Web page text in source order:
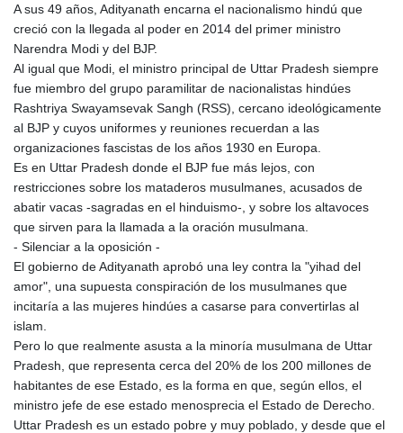
A sus 49 años, Adityanath encarna el nacionalismo hindú que
creció con la llegada al poder en 2014 del primer ministro
Narendra Modi y del BJP.
Al igual que Modi, el ministro principal de Uttar Pradesh siempre
fue miembro del grupo paramilitar de nacionalistas hindúes
Rashtriya Swayamsevak Sangh (RSS), cercano ideológicamente
al BJP y cuyos uniformes y reuniones recuerdan a las
organizaciones fascistas de los años 1930 en Europa.
Es en Uttar Pradesh donde el BJP fue más lejos, con
restricciones sobre los mataderos musulmanes, acusados de
abatir vacas -sagradas en el hinduismo-, y sobre los altavoces
que sirven para la llamada a la oración musulmana.
- Silenciar a la oposición -
El gobierno de Adityanath aprobó una ley contra la "yihad del
amor", una supuesta conspiración de los musulmanes que
incitaría a las mujeres hindúes a casarse para convertirlas al
islam.
Pero lo que realmente asusta a la minoría musulmana de Uttar
Pradesh, que representa cerca del 20% de los 200 millones de
habitantes de ese Estado, es la forma en que, según ellos, el
ministro jefe de ese estado menosprecia el Estado de Derecho.
Uttar Pradesh es un estado pobre y muy poblado, y desde que el